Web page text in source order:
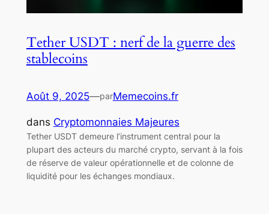
Tether USDT : nerf de la guerre des
stablecoins
Août 9, 2025—parMemecoins.fr
dans Cryptomonnaies Majeures
Tether USDT demeure l’instrument central pour la
plupart des acteurs du marché crypto, servant à la fois
de réserve de valeur opérationnelle et de colonne de
liquidité pour les échanges mondiaux.